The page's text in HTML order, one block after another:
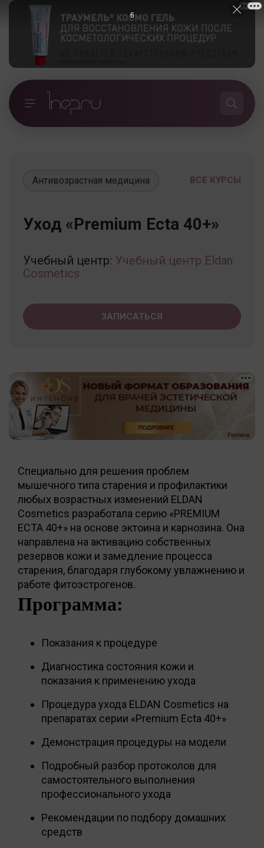
ВСЕ КУРСЫ
Антивозрастная медицина
Уход «Premium Ecta 40+»
Учебный центр: Учебный центр Eldan
Cosmetics
ЗАПИСАТЬСЯ
Специально для решения проблем
мышечного типа старения и профилактики
любых возрастных изменений ELDAN
Cosmetics разработала серию «PREMIUM
ECTA 40+» на основе эктоина и карнозина. Она
направлена на активацию собственных
резервов кожи и замедление процесса
старения, благодаря глубокому увлажнению и
работе фитоэстрогенов.
Программа:
Показания к процедуре
Диагностика состояния кожи и
показания к применению ухода
Процедура ухода ELDAN Cosmetics на
препаратах серии «Premium Ecta 40+»
Демонстрация процедуры на модели
Подробный разбор протоколов для
самостоятельного выполнения
профессионального ухода
Рекомендации по подбору домашних
средств
5